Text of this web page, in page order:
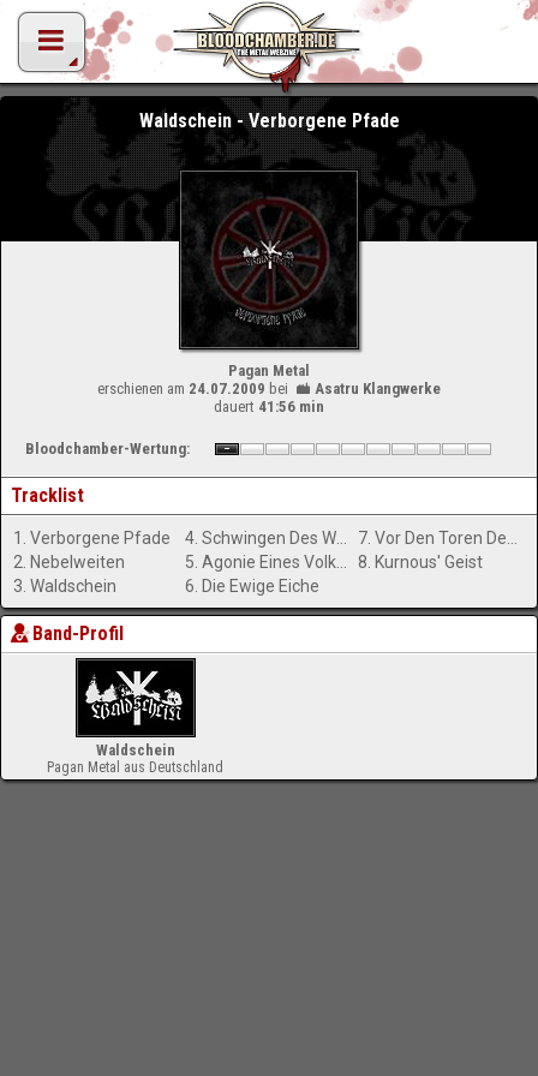
Waldschein - Verborgene Pfade
Pagan Metal
erschienen am 24.07.2009 bei
Asatru Klangwerke
dauert 41:56 min
Bloodchamber-Wertung:
Tracklist
1. Verborgene Pfade
2. Nebelweiten
3. Waldschein
6. Die Ewige Eiche
8. Kurnous' Geist
Band-Profil
Waldschein
Pagan Metal aus Deutschland